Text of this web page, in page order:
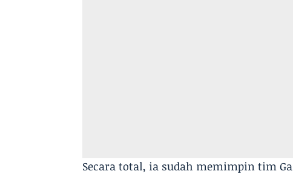
Secara total, ia sudah memimpin tim